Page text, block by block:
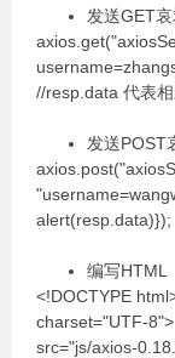
发送GET
//resp.data 代表
发送POST
alert(resp.data)});
编写HTML
<!DOCTYPE
charset="UTF-
src="js/axios-